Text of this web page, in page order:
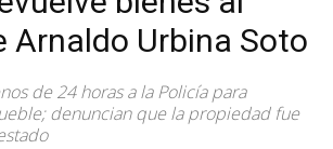
Arnaldo Urbina Soto
de 24 horas a la Policía para
denuncian que la propiedad fue